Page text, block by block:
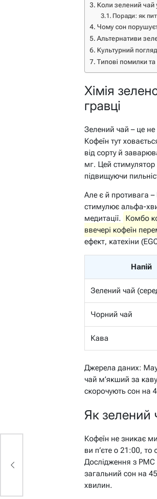
Коли зелений чай
Поради: як
Чому сон
Альтернативи
Культурний
Типові помилки та
Хімія
гравці
Зелений чай – це не
Кофеїн тут
від сорту й
мг. Цей стимулятор
підвищуючи
Але є й противага
стимулює альфа-
медитації. Комбо
ввечері кофеїн
ефект, катехіни
Напій
Зелений чай
Чорний чай
Кава
Джерела даних:
чай м’якший за
скорочують сон на
Як зелений
Кофеїн не зникає
ви п’єте о 21:00,
Дослідження з
загальний сон на
хвилин.